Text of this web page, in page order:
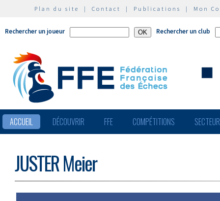
Plan du site | Contact | Publications | Mon
Rechercher un joueur Rechercher un club
ACCUEIL DÉCOUVRIR FFE COMPÉTITIONS
JUSTER Meier